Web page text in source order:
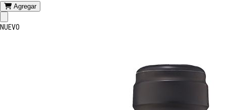
Agregar
NUEVO